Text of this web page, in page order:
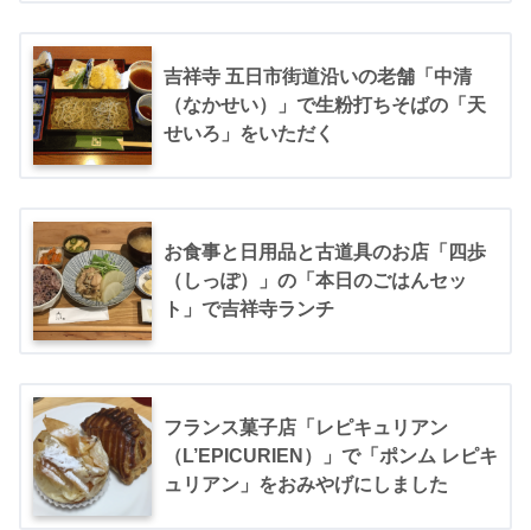
吉祥寺 五日市街道沿いの老舗「中清
（なかせい）」で生粉打ちそばの「天
せいろ」をいただく
お食事と日用品と古道具のお店「四歩
（しっぽ）」の「本日のごはんセッ
ト」で吉祥寺ランチ
フランス菓子店「レピキュリアン
（L’EPICURIEN）」で「ポンム レピキ
ュリアン」をおみやげにしました